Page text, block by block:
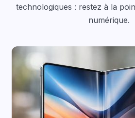
technologiques : restez à la
numérique.